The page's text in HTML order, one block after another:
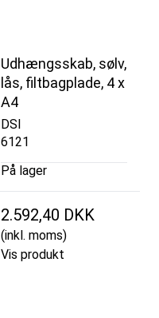
Udhængsskab, sølv,
lås, filtbagplade, 4 x
A4
DSI
6121
På lager
2.592,40 DKK
(inkl. moms)
Vis produkt